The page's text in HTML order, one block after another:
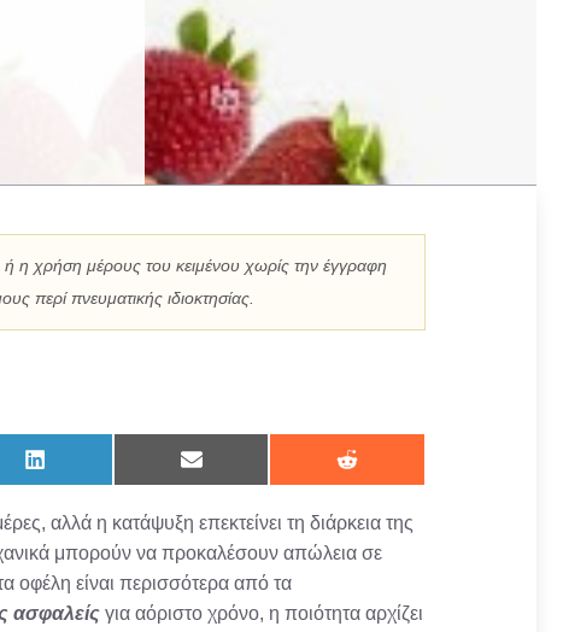
η χρήση μέρους του κειμένου χωρίς την έγγραφη
περί πνευματικής ιδιοκτησίας.
Share
on
Share
on
Share
on
αλλά η κατάψυξη επεκτείνει τη διάρκεια της
μπορούν να προκαλέσουν απώλεια σε
οφέλη είναι περισσότερα από τα
ασφαλείς για αόριστο χρόνο, η ποιότητα αρχίζει